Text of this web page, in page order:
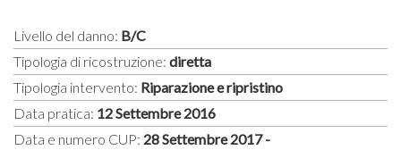
Livello del danno: B/C
Tipologia di ricostruzione: diretta
Tipologia intervento: Riparazione e ripristino
Data pratica: 12 Settembre 2016
Data e numero CUP: 28 Settembre 2017 -